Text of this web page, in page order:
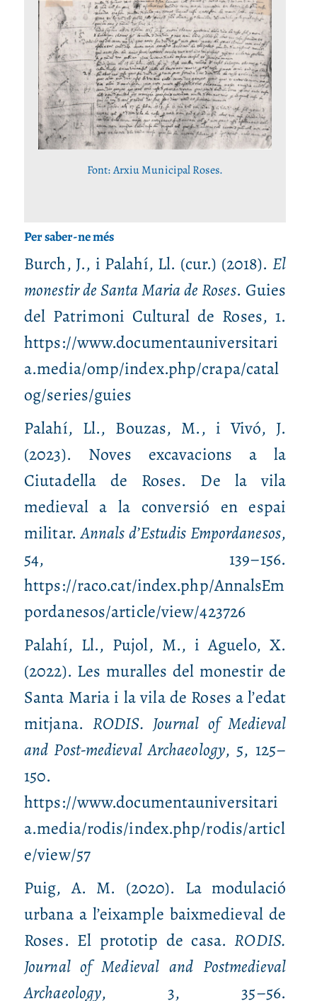
Font: Arxiu Municipal Roses.
Per saber‑ne més
Burch, J., i Palahí, Ll. (cur.) (2018). El
monestir de Santa Maria de Roses. Guies
del Patrimoni Cultural de Roses, 1.
https://www.documentauniversitari
a.media/omp/index.php/crapa/catal
og/series/guies
Palahí, Ll., Bouzas, M., i Vivó, J.
(2023). Noves excavacions a la
Ciutadella de Roses. De la vila
medieval a la conversió en espai
militar.Annals d’Estudis Empordanesos,
54, 139–156.
https://raco.cat/index.php/AnnalsEm
pordanesos/article/view/423726
Palahí, Ll., Pujol, M., i Aguelo, X.
(2022). Les muralles del monestir de
Santa Maria i la vila de Roses a l’edat
mitjana.RODIS. Journal of Medieval
and Post‑medieval Archaeology, 5, 125–
150.
https://www.documentauniversitari
a.media/rodis/index.php/rodis/articl
e/view/57
Puig, A. M. (2020). La modulació
urbana a l’eixample baixmedieval de
Roses. El prototip de casa.RODIS.
Journal of Medieval and Postmedieval
Archaeology, 3, 35–56.